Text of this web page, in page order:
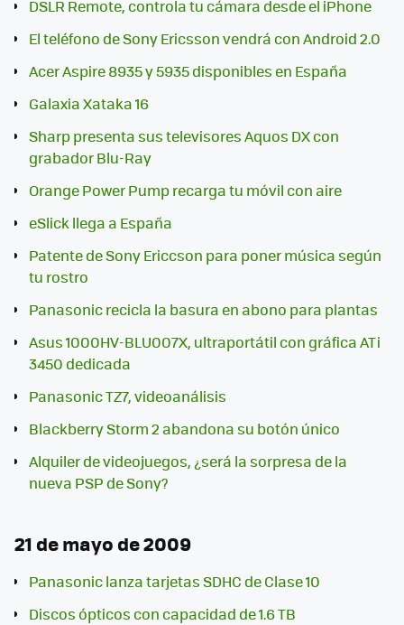
DSLR Remote, controla tu cámara desde el iPhone
El teléfono de Sony Ericsson vendrá con Android 2.0
Acer Aspire 8935 y 5935 disponibles en España
Galaxia Xataka 16
Sharp presenta sus televisores Aquos DX con
grabador Blu-Ray
Orange Power Pump recarga tu móvil con aire
eSlick llega a España
Patente de Sony Ericcson para poner música según
tu rostro
Panasonic recicla la basura en abono para plantas
Asus 1000HV-BLU007X, ultraportátil con gráfica ATi
3450 dedicada
Panasonic TZ7, videoanálisis
Blackberry Storm 2 abandona su botón único
Alquiler de videojuegos, ¿será la sorpresa de la
nueva PSP de Sony?
21 de mayo de 2009
Panasonic lanza tarjetas SDHC de Clase 10
Discos ópticos con capacidad de 1.6 TB